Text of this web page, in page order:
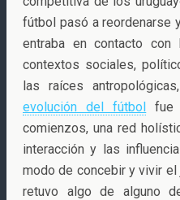
fútbol pasó a reordenarse
entraba en contacto
contextos sociales,
las raíces
evolución del fútbol fue
comienzos, una red
interacción y las
modo de concebir y vivir
retuvo algo de alguno